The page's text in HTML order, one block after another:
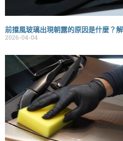
前擋風玻璃出現朝露的原因是什麼？
2026-04-04